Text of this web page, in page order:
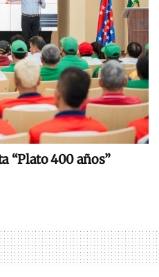
“Plato 400 años”